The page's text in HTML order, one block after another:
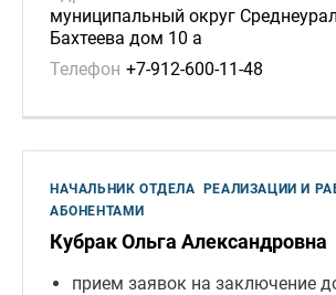
муниципальный округ
Бахтеева дом 10 а
Телефон +7-912-600-11-48
НАЧАЛЬНИК ОТДЕЛА РЕАЛИЗАЦИИ И
АБОНЕНТАМИ
Кубрак Ольга Александровна
прием заявок на заключение